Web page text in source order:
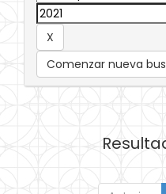
Comenzar nueva